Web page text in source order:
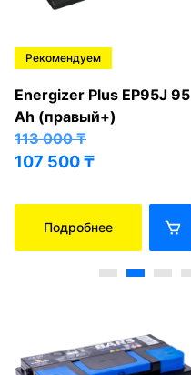
Рекомендуем
Energizer Plus EP95J 95
Ah (правый+)
113 000₸
107 500₸
Подробнее